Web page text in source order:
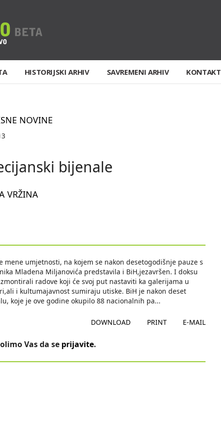
HISTORIJSKI ARHIV SAVREMENI ARHIV KONTAKT
NOVINE
bijenale
VRŽINA
mene umjetnosti, na kojem se nakon desetogodišnje pauze s
Mladena Miljanovića predstavila i BiH,jezavršen. I doksu
radove koji će svoj put nastaviti ka galerijama u
i kultumajavnost sumiraju utiske. BiH je nakon deset
koje je ove godine okupilo 88 nacionalnih pa...
DOWNLOAD PRINT E-MAIL
Vas da se prijavite.